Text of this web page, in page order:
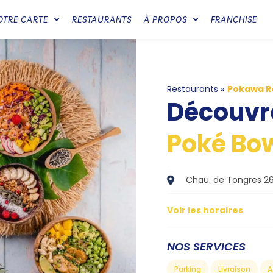
CARTE RESTAURANTS À PROPOS FRANCHISE
Restaurants » Pokawa
Poké
Chau. de Tongres
Voir les horaires
NOS SERVICES
Parking Livraison